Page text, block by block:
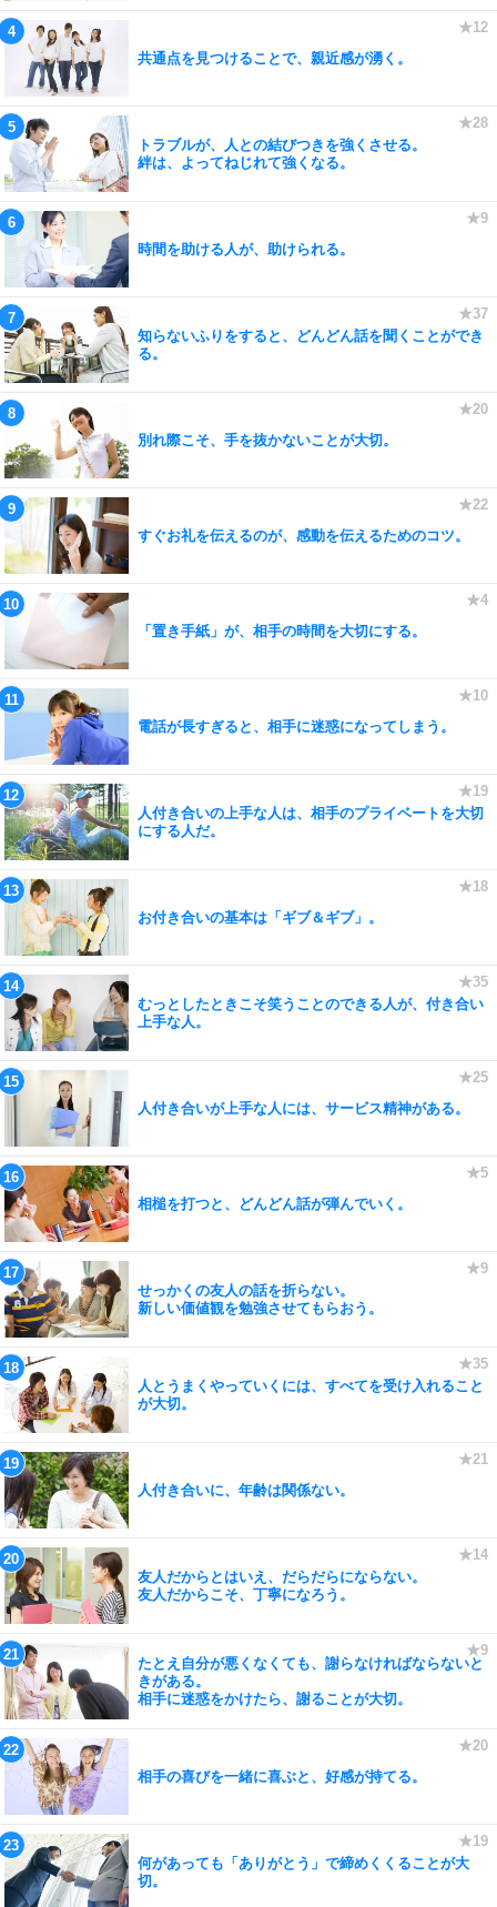
共通点を見つけることで、親近感が湧く。
トラブルが、人との結びつきを強くさせる。
絆は、よってねじれて強くなる。
時間を助ける人が、助けられる。
知らないふりをすると、どんどん話を聞くことができ
る。
別れ際こそ、手を抜かないことが大切。
すぐお礼を伝えるのが、感動を伝えるためのコツ。
「置き手紙」が、相手の時間を大切にする。
電話が長すぎると、相手に迷惑になってしまう。
人付き合いの上手な人は、相手のプライベートを大切
にする人だ。
お付き合いの基本は「ギブ＆ギブ」。
むっとしたときこそ笑うことのできる人が、付き合い
上手な人。
人付き合いが上手な人には、サービス精神がある。
相槌を打つと、どんどん話が弾んでいく。
せっかくの友人の話を折らない。
新しい価値観を勉強させてもらおう。
人とうまくやっていくには、すべてを受け入れること
が大切。
人付き合いに、年齢は関係ない。
友人だからとはいえ、だらだらにならない。
友人だからこそ、丁寧になろう。
たとえ自分が悪くなくても、謝らなければならないと
きがある。
相手に迷惑をかけたら、謝ることが大切。
相手の喜びを一緒に喜ぶと、好感が持てる。
何があっても「ありがとう」で締めくくることが大
切。